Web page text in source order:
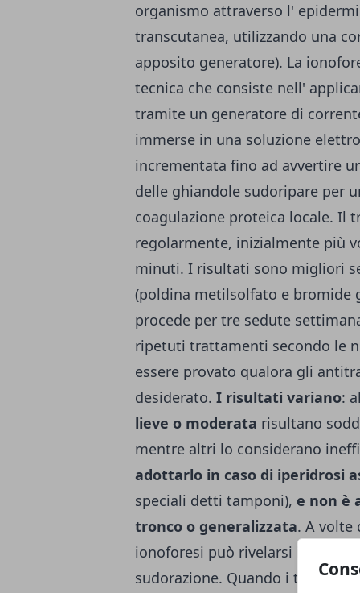
organismo attraverso l'
transcutanea, utilizzando una
apposito generatore). La
tecnica che consiste nell'
tramite un generatore di
immerse in una soluzione
incrementata fino ad avvertire
delle ghiandole sudoripare per
coagulazione proteica locale. Il
regolarmente, inizialmente più
minuti. I risultati sono migliori
(poldina metilsolfato e bromide
procede per tre sedute
ripetuti trattamenti secondo le
essere provato qualora gli
desiderato. I risultati variano:
lieve o moderata risultano
mentre altri lo considerano
adottarlo in caso di iperidrosi
speciali detti tamponi), e non è
tronco o generalizzata. A volte
ionoforesi può rivelarsi
sudorazione. Quando i tre